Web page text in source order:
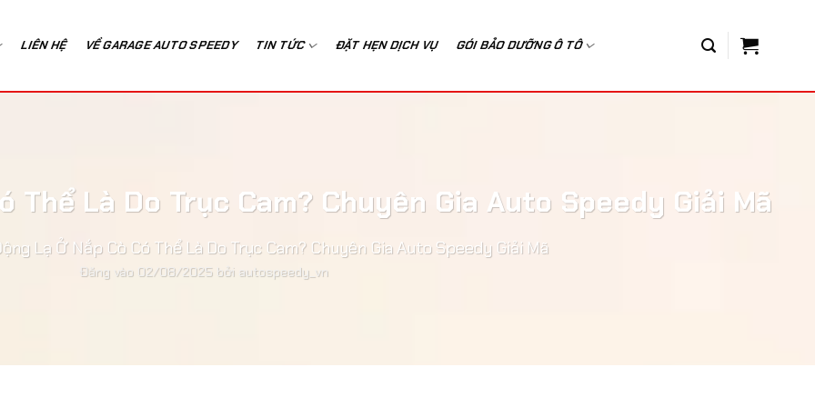
LIÊN HỆ VỀ GARAGE AUTO SPEEDY TIN TỨC ĐẶT HẸN DỊCH VỤ GÓI BẢO DƯỠNG Ô TÔ
Thể Là Do Trục Cam? Chuyên Gia Auto Speedy Giải Mã
Lạ Ở Nắp Cò Có Thể Là Do Trục Cam? Chuyên Gia Auto Speedy Giải Mã
Đăng vào 02/08/2025 bởi autospeedy_vn